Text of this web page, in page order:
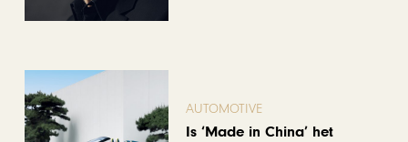
AUTOMOTIVE
Is ‘Made in China’ het